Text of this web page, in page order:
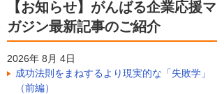
【お知らせ】がんばる企業応援マ
ガジン最新記事のご紹介
2026年 8月 4日
成功法則をまねするより現実的な「失敗学」
（前編）